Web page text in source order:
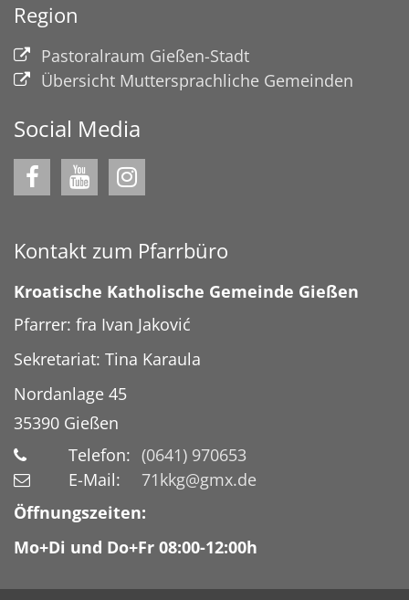
Region
Pastoralraum Gießen-Stadt
Übersicht Muttersprachliche Gemeinden
Social Media
Kontakt zum Pfarrbüro
Kroatische Katholische Gemeinde Gießen
Pfarrer: fra Ivan Jaković
Sekretariat: Tina Karaula
Nordanlage 45
35390 Gießen
Telefon: (0641) 970653
E-Mail:
71kkg@gmx.de
Öffnungszeiten:
Mo+Di und Do+Fr 08:00-12:00h